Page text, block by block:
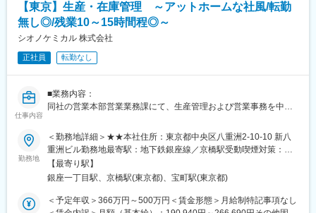
変更の範囲：会社の定める業務
■当社について：
＜ジェネリック医薬品のリーディングカンパニー＞
当社の生活習慣病（高血圧症、脂質異常症、糖尿病等）治療剤、
抗がん剤など医療用医薬品約800品目を扱い、全国約8,000病院、
5万8,000軒の保険薬局に採用されています。
「なによりも患者さんのために」を企業理念に、高い製剤技術
と、徹底した品質基準を有しています。国内でさらに高まる需要
に応え、安心して使用できる製品を日夜追求しています。
【東京】生産・在庫管理 ～アットホームな社風/転勤
無し◎/残業10～15時間程◎～
シオノケミカル 株式会社
正社員 転勤なし
仕事内容
■業務内容：
同社の営業本部営業業務課にて、生産管理および営業事務を中心
需要予測・委託先の生産状況を踏まえた生産計画立案から、進
捗・在庫管理、社内外との調整まで、サプライチェーン全体を見
ながら医薬品の安定供給を支えるポジションです。改正薬機法で
求められる「安定供給体制」の実現に直結する業務であり、将来
的には供給体制管理責任者を支える中核人材として、ご経験と意
欲次第でキャリアアップを目指せる環境です。
勤務地
＜勤務地詳細＞★★本社住所：東京都中央区八重洲2-10-10 新八
重洲ビル勤務地最寄駅：地下鉄銀座線／京橋駅受動喫煙対策：敷
地内全面禁煙
【最寄り駅】
銀座一丁目駅、京橋駅(東京都)、宝町駅(東京都)
＜予定年収＞366万円～500万円＜賃金形態＞月給制特記事項なし